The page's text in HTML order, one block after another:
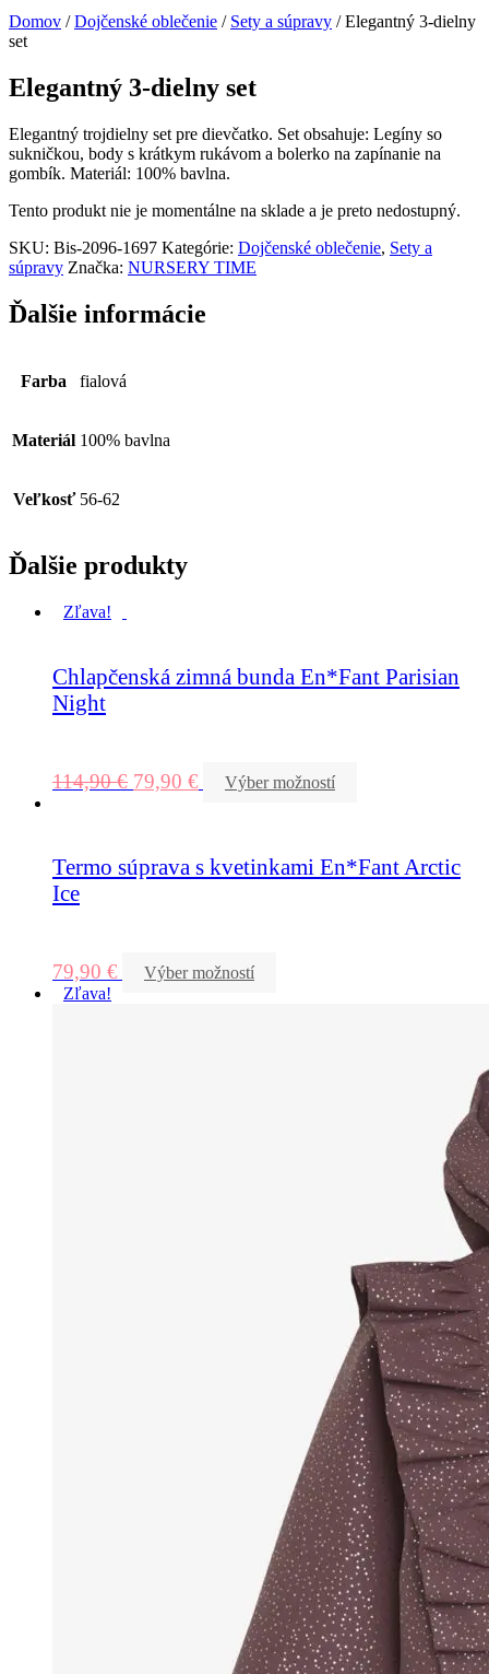
Domov /Dojčenské oblečenie / Sety a súpravy / Elegantný 3-dielny
set
Elegantný 3-dielny set
Elegantný trojdielny set pre dievčatko. Set obsahuje: Legíny so
sukničkou, body s krátkym rukávom a bolerko na zapínanie na
gombík. Materiál: 100% bavlna.
Tento produkt nie je momentálne na sklade a je preto nedostupný.
SKU: Bis-2096-1697 Kategórie: Dojčenské oblečenie, Sety a
súpravy Značka: NURSERY TIME
Ďalšie informácie
Farba fialová
Materiál 100% bavlna
Veľkosť 56-62
Ďalšie produkty
Zľava!
Chlapčenská zimná bunda En*Fant Parisian
Night
114,90€ 79,90 € Výber možností
Termo súprava s kvetinkami En*Fant Arctic
Ice
79,90 €
Výber možností
Zľava!